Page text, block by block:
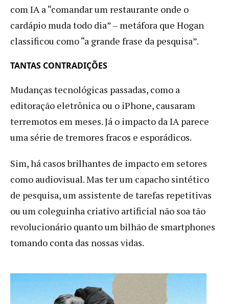
com IA a “comandar um restaurante onde o
cardápio muda todo dia” – metáfora que Hogan
classificou como “a grande frase da pesquisa”.
TANTAS CONTRADIÇÕES
Mudanças tecnológicas passadas, como a
editoração eletrônica ou o iPhone, causaram
terremotos em meses. Já o impacto da IA parece
uma série de tremores fracos e esporádicos.
Sim, há casos brilhantes de impacto em setores
como audiovisual. Mas ter um capacho sintético
de pesquisa, um assistente de tarefas repetitivas
ou um coleguinha criativo artificial não soa tão
revolucionário quanto um bilhão de smartphones
tomando conta das nossas vidas.